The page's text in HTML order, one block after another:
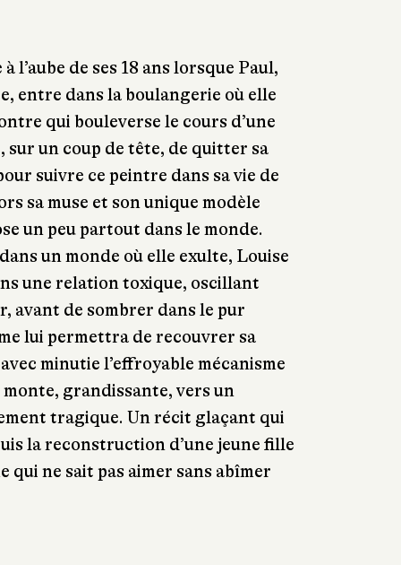
l’aube de ses 18 ans lorsque Paul,
entre dans la boulangerie où elle
qui bouleverse le cours d’une
sur un coup de tête, de quitter sa
suivre ce peintre dans sa vie de
sa muse et son unique modèle
un peu partout dans le monde.
un monde où elle exulte, Louise
une relation toxique, oscillant
avant de sombrer dans le pur
lui permettra de recouvrer sa
minutie l’effroyable mécanisme
monte, grandissante, vers un
tragique. Un récit glaçant qui
la reconstruction d’une jeune fille
qui ne sait pas aimer sans abîmer